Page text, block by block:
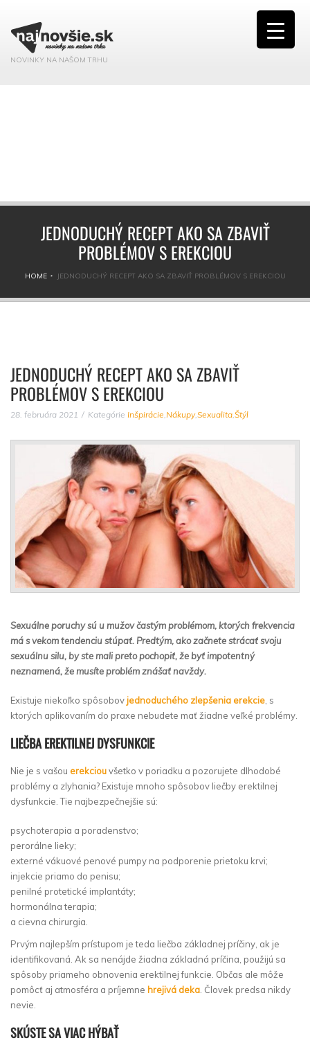
NOVINKY NA NAŠOM TRHU
JEDNODUCHÝ RECEPT AKO SA ZBAVIŤ
PROBLÉMOV S EREKCIOU
HOME JEDNODUCHÝ RECEPT AKO SA ZBAVIŤ PROBLÉMOV S EREKCIOU
JEDNODUCHÝ RECEPT AKO SA ZBAVIŤ
PROBLÉMOV S EREKCIOU
28. februára 2021 Kategórie Inšpirácie,Nákupy,Sexualita,Štýl
Sexuálne poruchy sú u mužov častým problémom, ktorých frekvencia
má s vekom tendenciu stúpať. Predtým, ako začnete strácať svoju
sexuálnu silu, by ste mali preto pochopiť, že byť impotentný
neznamená, že musíte problém znášať navždy.
Existuje niekoľko spôsobovjednoduchého zlepšenia erekcie , s
ktorých aplikovaním do praxe nebudete mať žiadne veľké problémy.
LIEČBA EREKTILNEJ DYSFUNKCIE
Nie je s vašou erekciouvšetko v poriadku a pozorujete dlhodobé
problémy a zlyhania? Existuje mnoho spôsobov liečby erektilnej
dysfunkcie. Tie najbezpečnejšie sú:
psychoterapia a poradenstvo;
perorálne lieky;
externé vákuové penové pumpy na podporenie prietoku krvi;
injekcie priamo do penisu;
penilné protetické implantáty;
hormonálna terapia;
a cievna chirurgia.
Prvým najlepším prístupom je teda liečba základnej príčiny, ak je
identifikovaná. Ak sa nenájde žiadna základná príčina, použijú sa
spôsoby priameho obnovenia erektilnej funkcie. Občas ale môže
pomôcť aj atmosféra a príjemne hrejivá deka . Človek predsa nikdy
nevie.
SKÚSTE SA VIAC HÝBAŤ